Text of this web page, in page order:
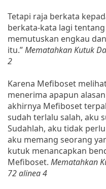
Tetapi raja berkata
berkata-kata lagi
memutuskan engkau
itu.”Mematahkan Kutuk
2
Karena Mefiboset
menerima apapun
akhirnya Mefiboset
sudah terlalu salah, aku
Sudahlah, aku tidak
aku memang seorang
kutuk menancapkan
Mefiboset. Mematahkan
72 alinea 4